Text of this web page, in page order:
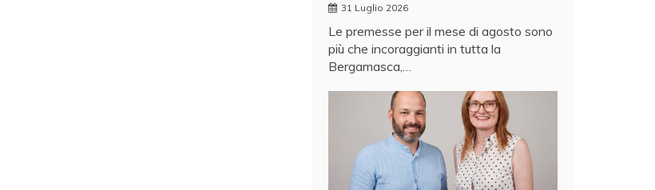
31 Luglio 2026
Le premesse per il mese di agosto sono
più che incoraggianti in tutta la
Bergamasca,…